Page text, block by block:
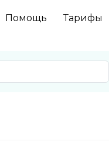
Помощь Тарифы